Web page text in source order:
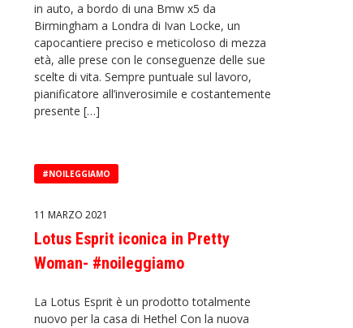
in auto, a bordo di una Bmw x5 da
Birmingham a Londra di Ivan Locke, un
capocantiere preciso e meticoloso di mezza
età, alle prese con le conseguenze delle sue
scelte di vita. Sempre puntuale sul lavoro,
pianificatore all’inverosimile e costantemente
presente […]
#NOILEGGIAMO
11 MARZO 2021
Lotus Esprit iconica in Pretty
Woman- #noileggiamo
La Lotus Esprit è un prodotto totalmente
nuovo per la casa di Hethel Con la nuova